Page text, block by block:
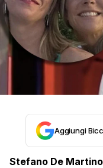
Aggiungi
Stefano De Martino